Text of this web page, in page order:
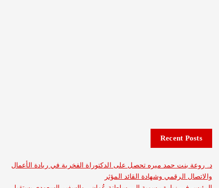
Recent
حمد ميره تحصل على الدكتوراة الفخرية في ريادة الأعمال
وشهادة القائد المؤثر